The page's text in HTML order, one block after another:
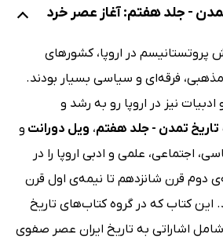
- جلد هفتم: آغاز عصر خرد
در اروپا، کشورهای
مذهبی، فرقه‌ای و سیاسی بسیار بودند.
نیز در اروپا رو به رشد و
تاریخ تمدن - جلد هفتم، ویل دورانت و
اجتماعی، علمی و ادبی اروپا را در
دوم قرن شانزدهم تا نیمه‌ی اول قرن
کتاب که در گروه کتاب‌های تاریخ
شامل اشاراتی به تاریخ ایران عصر صفوی